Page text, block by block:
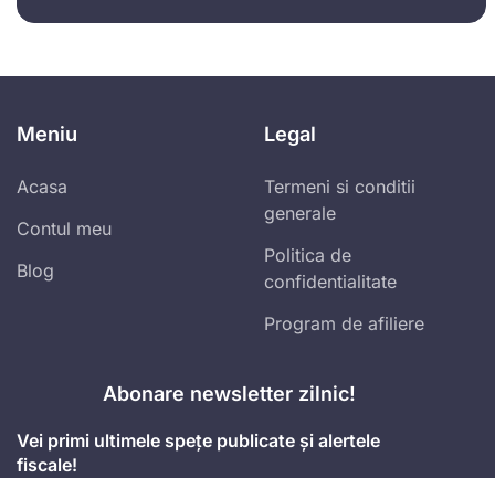
Meniu
Acasa
Contul meu
Blog
Legal
Termeni si conditii
generale
Politica de
confidentialitate
Program de afiliere
Abonare newsletter zilnic!
Vei primi ultimele spețe publicate și alertele
fiscale!